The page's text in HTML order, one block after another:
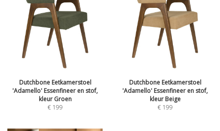
Dutchbone Eetkamerstoel
'Adamello' Essenfineer en stof,
kleur Groen
€ 199
Dutchbone Eetkamerstoel
'Adamello' Essenfineer en stof,
kleur Beige
€ 199